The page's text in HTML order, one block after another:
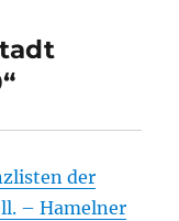
der
– Hamelner